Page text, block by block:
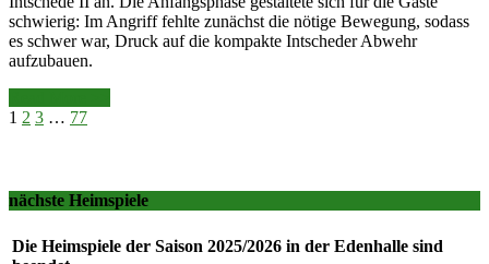
schwierig: Im Angriff fehlte zunächst die nötige Bewegung, sodass
es schwer war, Druck auf die kompakte Intscheder Abwehr
aufzubauen.
1 2 3 … 77
nächste Heimspiele
Die Heimspiele der Saison 2025/2026 in der Edenhalle sind